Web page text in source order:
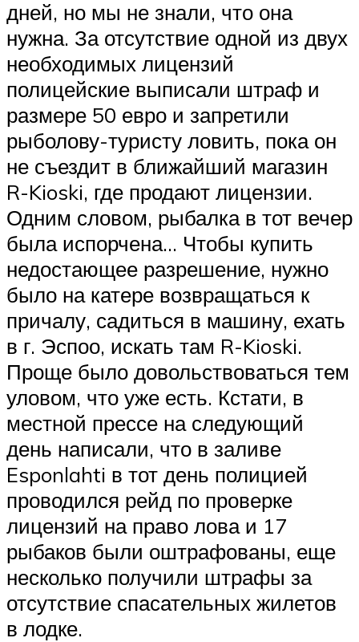
дней, но мы не знали, что она
нужна. За отсутствие одной из двух
необходимых лицензий
полицейские выписали штраф и
размере 50 евро и запретили
рыболову-туристу ловить, пока он
не съездит в ближайший магазин
R-Kioski, где продают лицензии.
Одним словом, рыбалка в тот вечер
была испорчена… Чтобы купить
недостающее разрешение, нужно
было на катере возвращаться к
причалу, садиться в машину, ехать
в г. Эспоо, искать там R-Kioski.
Проще было довольствоваться тем
уловом, что уже есть. Кстати, в
местной прессе на следующий
день написали, что в заливе
Esponlahti в тот день полицией
проводился рейд по проверке
лицензий на право лова и 17
рыбаков были оштрафованы, еще
несколько получили штрафы за
отсутствие спасательных жилетов
в лодке.